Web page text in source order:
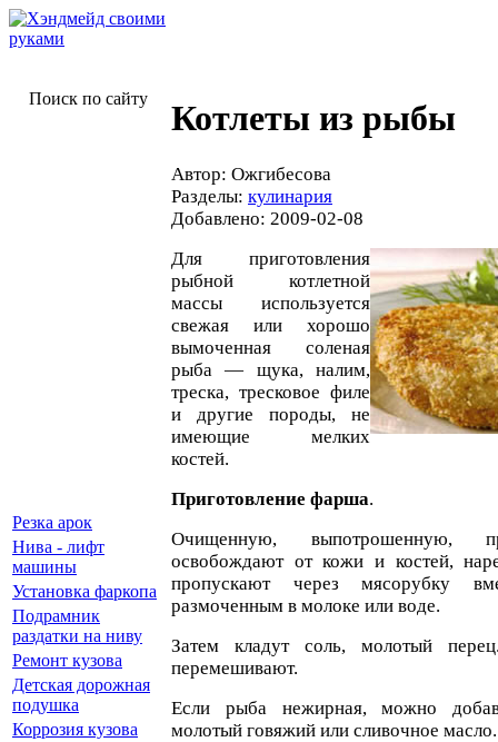
Поиск по сайту Котлеты из рыбы
Автор: Ожгибесова
Разделы: кулинария
Добавлено: 2009-02-08
Для приготовления
рыбной котлетной
массы используется
свежая или хорошо
вымоченная соленая
рыба — щука, налим,
треска, тресковое филе
и другие породы, не
имеющие мелких
костей.
Приготовление фарша.
Очищенную, выпотрошенную,
освобождают от кожи и костей,
пропускают через мясорубку
размоченным в молоке или воде.
Затем кладут соль, молотый
перемешивают.
Если рыба нежирная, можно
молотый говяжий или сливочное масло.
Резка арок
Нива - лифт
машины
Установка фаркопа
Подрамник
раздатки на ниву
Ремонт кузова
Детская дорожная
подушка
Коррозия кузова